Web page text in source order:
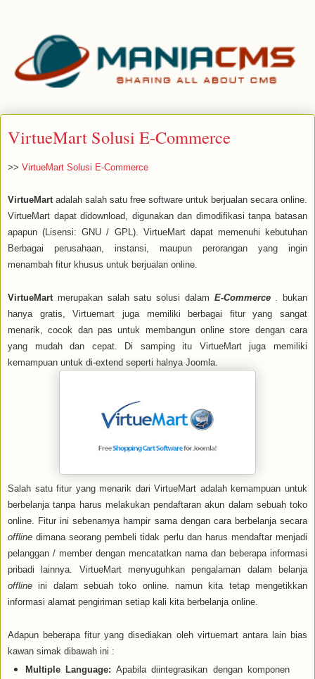
VirtueMart Solusi E-Commerce
>> VirtueMart Solusi E-Commerce
VirtueMartadalah salah satu free software untuk berjualan secara online.
VirtueMart dapat didownload, digunakan dan dimodifikasi tanpa batasan
apapun (Lisensi: GNU / GPL). VirtueMartdapatmemenuhi kebutuhan
Berbagai perusahaan, instansi, maupun perorangan yang ingin
menambah fitur khusus untuk berjualan online.
VirtueMartmerupakan salah satu solusi dalam E-Commerce. bukan
hanya gratis, Virtuemart juga memiliki berbagai fitur yang sangat
menarik, cocok dan pas untuk membangun online store dengan cara
yang mudah dan cepat. Di samping itu VirtueMart juga memiliki
kemampuan untuk di-extend seperti halnya Joomla.
Salah satu fitur yangmenarik dari VirtueMart adalah kemampuan untuk
berbelanja tanpa harus melakukan pendaftaran akun dalam sebuahtoko
online. Fitur ini sebenarnya hampir sama dengancara berbelanja secara
offline dimana seorang pembeli tidak perludan harus mendaftar menjadi
pelanggan / member dengan mencatatkan nama dan beberapa informasi
pribadi lainnya. VirtueMart menyuguhkan pengalaman dalam belanja
offline ini dalam sebuah toko online. namun kita tetapmengetikkan
informasi alamat pengiriman setiap kali kita berbelanja online.
Adapun beberapa fitur yang disediakan oleh virtuemart antara lain bias
kawan simak dibawah ini :
Multiple Language: Apabila diintegrasikan dengan komponen